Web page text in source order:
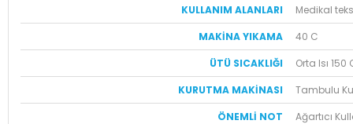
KULLANIM ALANLARI
Medikal
MAKİNA YIKAMA
40 C
ÜTÜ SICAKLIĞI
Orta Isı 150
KURUTMA MAKİNASI
Tambulu
ÖNEMLİ NOT
Ağartıcı